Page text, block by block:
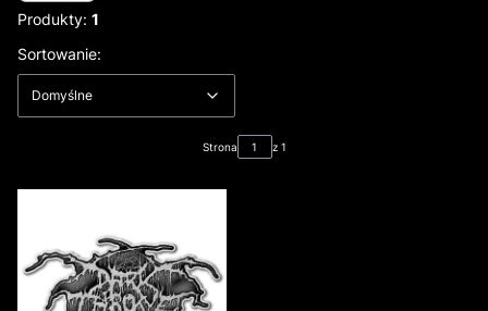
Produkty: 1
Lista produktów
Sortowanie:
Domyślne
Strona z 1